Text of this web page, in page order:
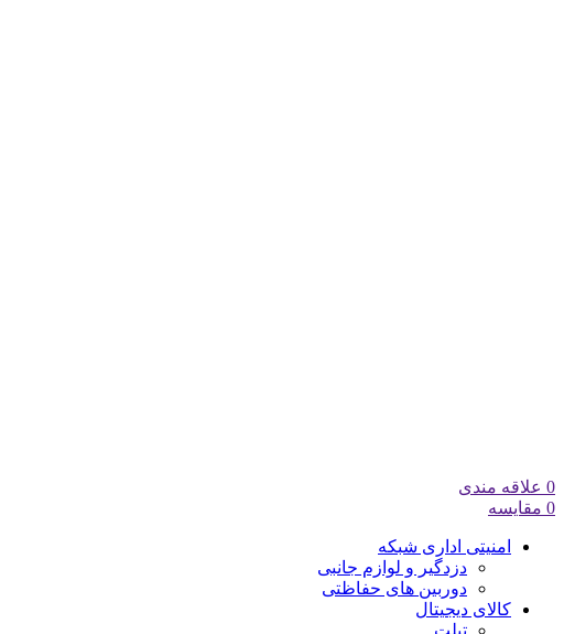
0 علاقه مندی
0 مقایسه
امنیتی اداری شبکه
دزدگیر و لوازم جانبی
دوربین های حفاظتی
کالای دیجیتال
تبلت